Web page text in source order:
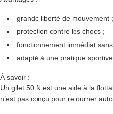
grande liberté de mouvement ;
protection contre les chocs ;
fonctionnement immédiat
adapté à une pratique sportive.
À savoir :
Un gilet 50 N est une aide à la
n’est pas conçu pour retourner